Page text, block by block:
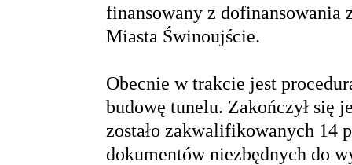
finansowany z dofinansowania
Miasta Świnoujście.
Obecnie w trakcie jest
budowę tunelu. Zakończył się
zostało zakwalifikowanych 14
dokumentów niezbędnych do